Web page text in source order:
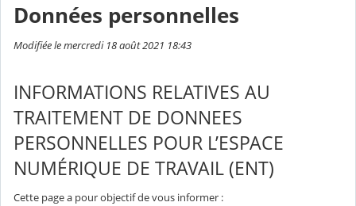
Données personnelles
Modifiée le mercredi 18 août 2021 18:43
INFORMATIONS RELATIVES AU
TRAITEMENT DE DONNEES
PERSONNELLES POUR L’ESPACE
NUMÉRIQUE DE TRAVAIL (ENT)
Cette page a pour objectif de vous informer :